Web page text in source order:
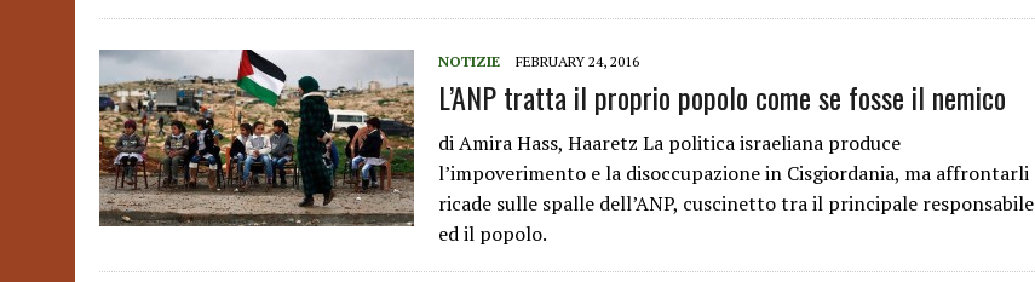
NOTIZIE FEBRUARY 24, 2016
L’ANP tratta il proprio popolo come se fosse il nemico
di Amira Hass, Haaretz La politica israeliana produce
l’impoverimento e la disoccupazione in Cisgiordania, ma affrontarli
ricade sulle spalle dell’ANP, cuscinetto tra il principale responsabile
ed il popolo.